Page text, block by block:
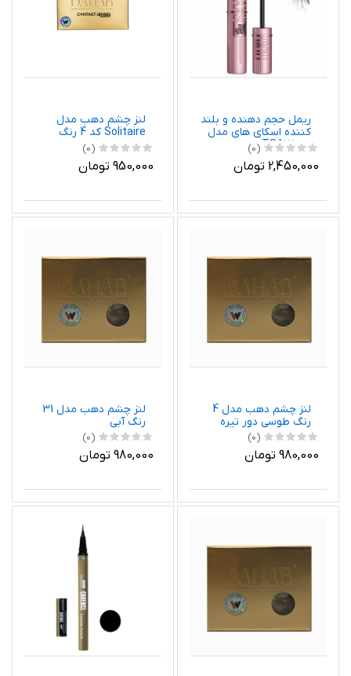
ریمل حجم دهنده و بلند
کننده اسکای های مدل
TSA75000
(0)
2,450,000 تومان
لنز چشم دهب مدل
Solitaire کد 4 رنگ
طوسی تیره (0)
950,000 تومان
لنز چشم دهب مدل 4
رنگ طوسی دور تیره
(0)
980,000 تومان
لنز چشم دهب مدل 31
رنگ آبی
(0)
980,000 تومان